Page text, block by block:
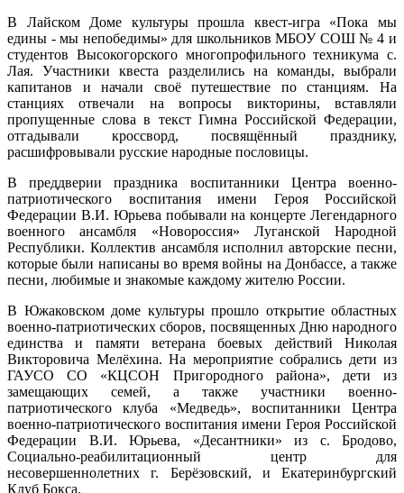
В Лайском Доме культуры прошла квест-игра «Пока мы
едины - мы непобедимы» для школьников МБОУ СОШ № 4 и
студентов Высокогорского многопрофильного техникума с.
Лая. Участники квеста разделились на команды, выбрали
капитанов и начали своё путешествие по станциям. На
станциях отвечали на вопросы викторины, вставляли
пропущенные слова в текст Гимна Российской Федерации,
отгадывали кроссворд, посвящённый празднику,
расшифровывали русские народные пословицы.
В преддверии праздника воспитанники Центра военно-
патриотического воспитания имени Героя Российской
Федерации В.И. Юрьева побывали на концерте Легендарного
военного ансамбля «Новороссия» Луганской Народной
Республики. Коллектив ансамбля исполнил авторские песни,
которые были написаны во время войны на Донбассе, а также
песни, любимые и знакомые каждому жителю России.
В Южаковском доме культуры прошло открытие областных
военно-патриотических сборов, посвященных Дню народного
единства и памяти ветерана боевых действий Николая
Викторовича Мелёхина. На мероприятие собрались дети из
ГАУСО СО «КЦСОН Пригородного района», дети из
замещающих семей, а также участники военно-
патриотического клуба «Медведь», воспитанники Центра
военно-патриотического воспитания имени Героя Российской
Федерации В.И. Юрьева, «Десантники» из с. Бродово,
Социально-реабилитационный центр для
несовершеннолетних г. Берёзовский, и Екатеринбургский
Клуб Бокса.